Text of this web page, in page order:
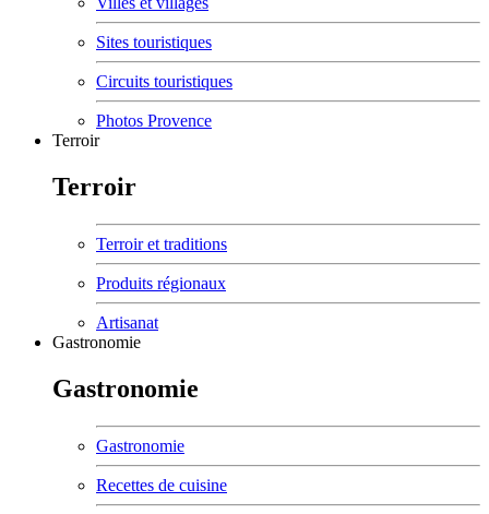
Sites touristiques
Circuits touristiques
Photos Provence
Terroir
Terroir
Terroir et traditions
Produits régionaux
Artisanat
Gastronomie
Gastronomie
Gastronomie
Recettes de cuisine